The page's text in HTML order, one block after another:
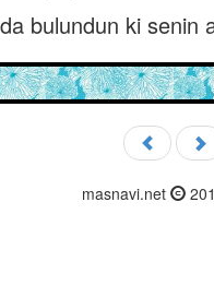
bulundun ki senin
masnavi.net